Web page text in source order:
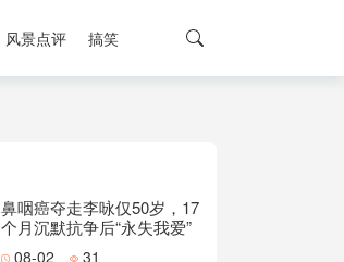
风景点评 搞笑
鼻咽癌夺走李咏仅50岁，17
个月沉默抗争后“永失我爱”
08-02 31